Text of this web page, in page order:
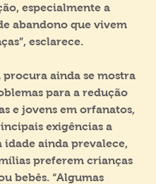
especialmente a
abandono que vivem
esclarece.
ainda se mostra
para a redução
e jovens em orfanatos,
exigências a
idade ainda prevalece,
preferem crianças
bebês. “Algumas